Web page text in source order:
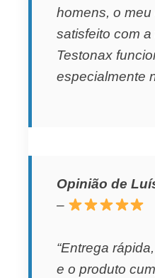
homens, o meu
satisfeito com
Testonax
especialmente
Opinião de
–
“Entrega
e o produto